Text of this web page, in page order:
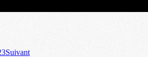
Suivant